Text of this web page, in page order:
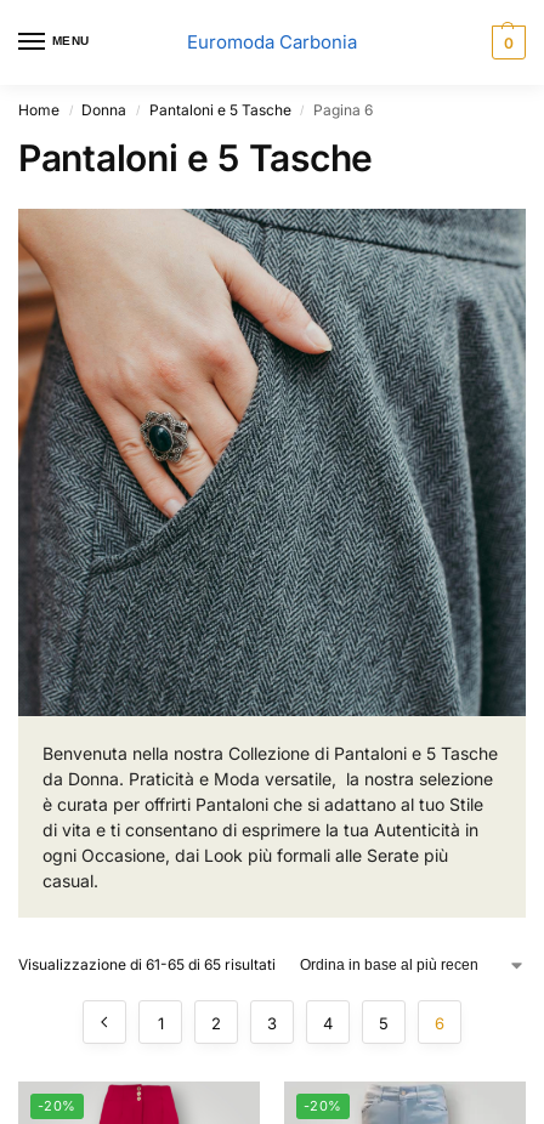
MENU Euromoda Carbonia 0
Home / Donna / Pantaloni e 5 Tasche / Pagina 6
Pantaloni e 5 Tasche
Benvenuta nella nostra Collezione di Pantaloni e 5 Tasche
da Donna. Praticità e Moda versatile, la nostra selezione
è curata per offrirti Pantaloni che si adattano al tuo Stile
di vita e ti consentano di esprimere la tua Autenticità in
ogni Occasione, dai Look più formali alle Serate più
casual.
Visualizzazione di 61-65 di 65 risultati
1 2 3 4 5 6
-20% -20%